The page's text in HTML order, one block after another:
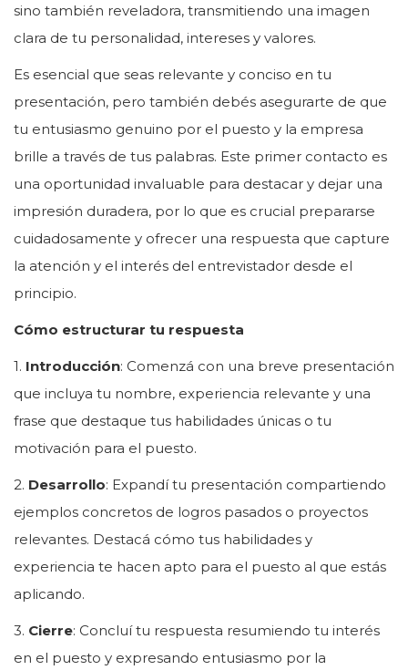
sino también reveladora, transmitiendo una imagen
clara de tu personalidad, intereses y valores.
Es esencial que seas relevante y conciso en tu
presentación, pero también debés asegurarte de que
tu entusiasmo genuino por el puesto y la empresa
brille a través de tus palabras. Este primer contacto es
una oportunidad invaluable para destacar y dejar una
impresión duradera, por lo que es crucial prepararse
cuidadosamente y ofrecer una respuesta que capture
la atención y el interés del entrevistador desde el
principio.
Cómo estructurar tu respuesta
1. Introducción: Comenzá con una breve presentación
que incluya tu nombre, experiencia relevante y una
frase que destaque tus habilidades únicas o tu
motivación para el puesto.
2. Desarrollo: Expandí tu presentación compartiendo
ejemplos concretos de logros pasados o proyectos
relevantes. Destacá cómo tus habilidades y
experiencia te hacen apto para el puesto al que estás
aplicando.
3. Cierre: Concluí tu respuesta resumiendo tu interés
en el puesto y expresando entusiasmo por la